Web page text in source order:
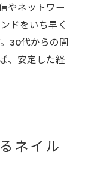
やネットワー
ドをいち早く
30代からの開
、安定した経
ネイル